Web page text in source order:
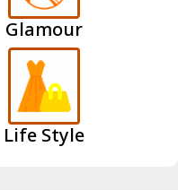
Glamour
Life Style